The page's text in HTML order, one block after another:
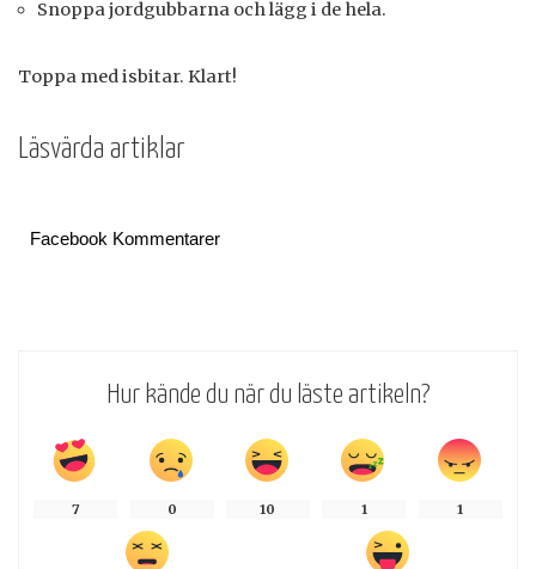
Snoppa jordgubbarna och lägg i de hela.
Toppa med isbitar. Klart!
Läsvärda artiklar
Facebook Kommentarer
Hur kände du när du läste artikeln?
7 0 10 1 1